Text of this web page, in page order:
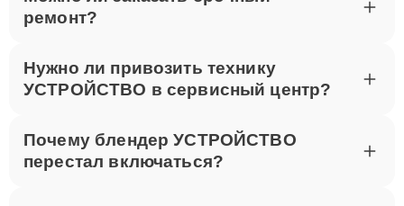
Можно ли заказать срочный
ремонт?
Нужно ли привозить технику
УСТРОЙСТВО в сервисный центр?
Почему блендер УСТРОЙСТВО
перестал включаться?